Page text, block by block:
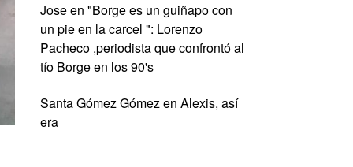
Joseen "Borge es un guiñapo con
un pie en la carcel ": Lorenzo
Pacheco ,periodista que confrontó al
tío Borge en los 90's
Santa Gómez Gómezen Alexis, así
era